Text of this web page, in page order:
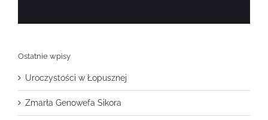
Ostatnie wpisy
Uroczystości w Łopusznej
Zmarła Genowefa Sikora